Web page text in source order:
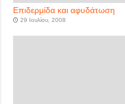
Επιδερμίδα και αφυδάτωση
29 Ιουλίου, 2008